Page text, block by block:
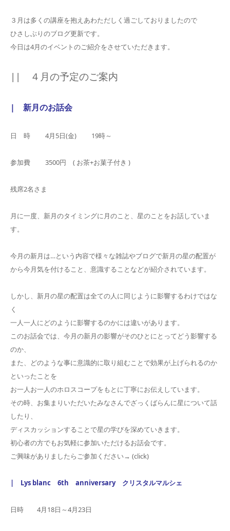
３月は多くの講座を抱えあわただしく過ごしておりましたので
ひさしぶりのブログ更新です。
今日は4月のイベントのご紹介をさせていただきます。
|| ４月の予定のご案内
| 新月のお話会
日 時 4月5日(金) 19時～
参加費 3500円 ( お茶+お菓子付き )
残席2名さま
月に一度、新月のタイミングに月のこと、星のことをお話していま
す。
今月の新月は…という内容で様々な雑誌やブログで新月の星の配置が
から今月気を付けること、意識することなどが紹介されています。
しかし、新月の星の配置は全ての人に同じように影響するわけではな
く
一人一人にどのように影響するのかには違いがあります。
このお話会では、今月の新月の影響がそのひとにとってどう影響する
のか、
また、どのような事に意識的に取り組むことで効果が上げられるのか
といったことを
お一人お一人のホロスコープをもとに丁寧にお伝えしています。
その時、お集まりいただいたみなさんでざっくばらんに星について話
したり、
ディスカッションすることで星の学びを深めていきます。
初心者の方でもお気軽に参加いただけるお話会です。
ご興味がありましたらご参加ください→ (click)
| Lys blanc 6th anniversary クリスタルマルシェ
日時 4月18日～4月23日